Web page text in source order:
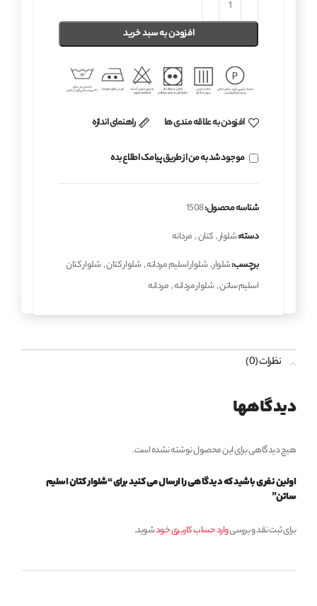
افزودن به سبد خرید
افزودن به علاقه مندی ها راهنمای اندازه
موجود شد به من از طریق پیامک اطلاع بده
شناسه محصول:1508
دسته:شلوار,کتان,مردانه
برچسب:شلوار,شلوار اسلیم مردانه,شلوار کتان,شلوار کتان
اسلیم ساتن,شلوار مردانه,مردانه
نظرات (0)
دیدگاهها
هیچ دیدگاهی برای این محصول نوشته نشده است.
اولین نفری باشید که دیدگاهی را ارسال می کنید برای “شلوار کتان اسلیم
ساتن”
برای ثبت نقد و بررسیوارد حساب کاربری خودشوید.